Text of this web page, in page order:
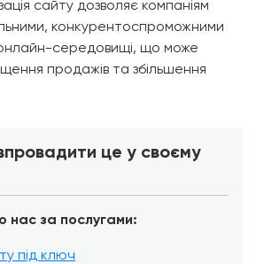
сайту дозволяє компаніям
конкурентоспроможними
середовищі, що може
продажів та збільшення
це у своєму
нас за послугами:
під ключ